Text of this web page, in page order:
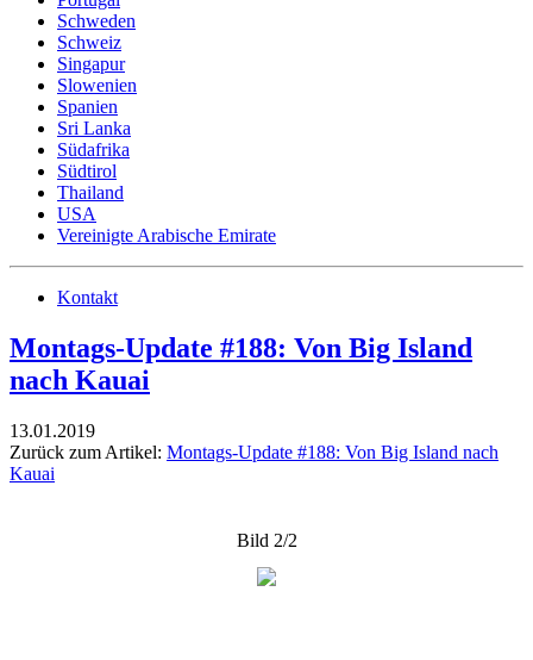
Schweden
Schweiz
Singapur
Slowenien
Spanien
Sri Lanka
Südafrika
Südtirol
Thailand
USA
Vereinigte Arabische Emirate
Kontakt
Montags-Update #188: Von Big Island
nach Kauai
13.01.2019
Zurück zum Artikel: Montags-Update #188: Von Big Island nach
Kauai
Bild 2/2